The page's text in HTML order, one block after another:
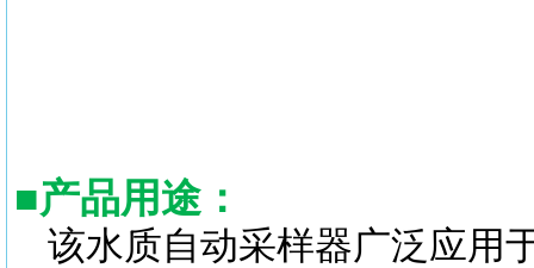
■产品用途 ：
该水质自动采样器广泛应用